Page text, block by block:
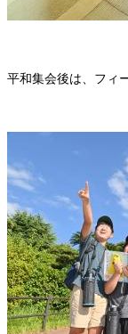
平和集会後は、フィ